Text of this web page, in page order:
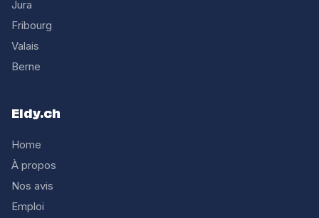
Jura
Fribourg
Valais
Berne
Eldy.ch
Home
À propos
Nos avis
Emploi